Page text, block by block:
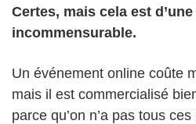
Certes, mais cela est
incommensurable.
Un événement online coûte
mais il est commercialisé
parce qu’on n’a pas tous